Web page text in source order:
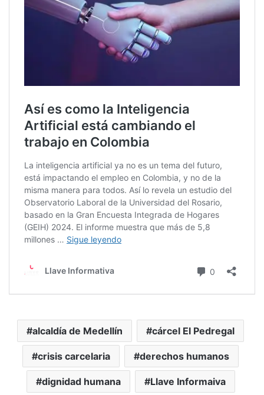
alcaldía de Medellín cárcel El Pedregal
crisis carcelaria derechos humanos
dignidad humana Llave Informaiva